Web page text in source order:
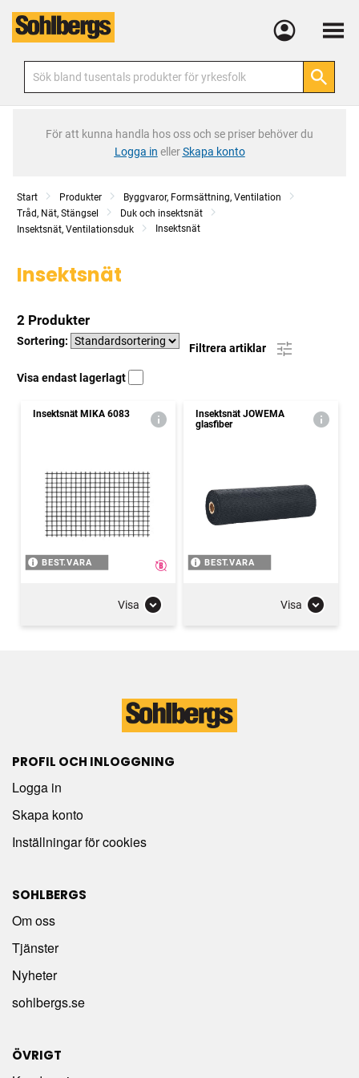
Meny
För att kunna handla hos oss och se priser behöver du
Logga in ellerSkapa konto
Start Produkter
Byggvaror, Formsättning, Ventilation
Tråd, Nät, Stängsel
Duk och insektsnät
Insektsnät, Ventilationsduk
Insektsnät
Insektsnät
2 Produkter
Sortering:
Filtrera artiklar
Visa endast lagerlagt
Insektsnät MIKA 6083
BEST.VARA
Visa
Insektsnät JOWEMA
glasfiber
BEST.VARA
Visa
PROFIL OCH INLOGGNING
Logga in
Skapa konto
Inställningar för cookies
SOHLBERGS
Om oss
Tjänster
Nyheter
sohlbergs.se
ÖVRIGT